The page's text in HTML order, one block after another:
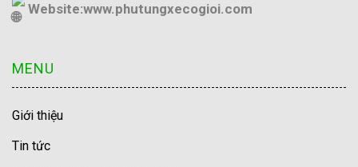
Website:www.phutungxecogioi.com
MENU
Giới thiệu
Tin tức